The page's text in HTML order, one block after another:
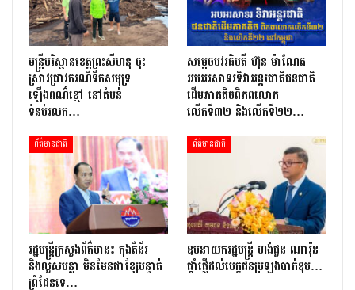
មន្រ្តីបរិស្ថានខេត្តព្រះសីហនុ ចុះ
ស្រាវជ្រាវករណីទឹកសមុទ្រ
ឡើងពណ៌ខ្មៅ នៅតំបន់
ទំនប់រលក…
សម្តេចបវរធិបតី ហ៊ុន ម៉ាណែត
អបអរសាទរទិវាអន្តរជាតិជនជាតិ
ដើមភាគតិចពិភពលោក
លើកទី៣២ និងលើកទី២២…
ព័ត៌មានជាតិ
រដ្ឋមន្ត្រីក្រសួងព័ត៌មាន៖ កុងតឺន័រ
និងលួសបន្លា មិនមែនជាខ្សែបន្ទាត់
ព្រំដែនទេ…
ព័ត៌មានជាតិ
ឧបនាយករដ្ឋមន្ត្រី ហង់ជួន ណារ៉ុន
ផ្តាំផ្ញើដល់បេក្ខជនប្រឡងបាក់ឌុប…